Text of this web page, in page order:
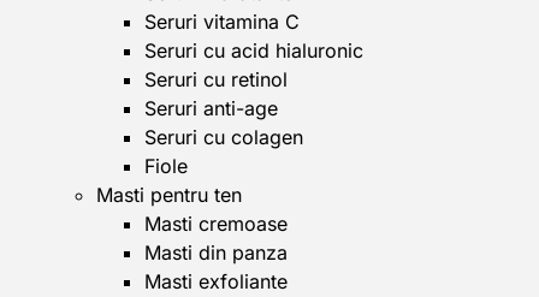
Seruri vitamina C
Seruri cu acid hialuronic
Seruri cu retinol
Seruri anti-age
Seruri cu colagen
Fiole
Masti pentru ten
Masti cremoase
Masti din panza
Masti exfoliante